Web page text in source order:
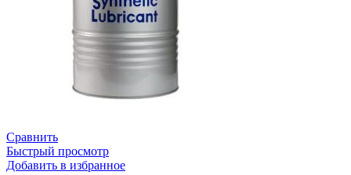
Сравнить
Быстрый просмотр
Добавить в избранное